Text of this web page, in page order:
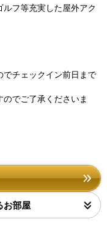
フ等充実した屋外アク
チェックイン前日まで
でご了承くださいま
お部屋